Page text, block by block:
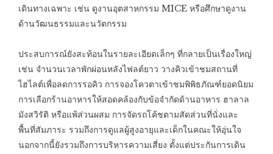
เดินทางเฉพาะ เช่น ดูงานอุตสาหกรรม MICE หรือศึกษาดูงาน
ด้านวัฒนธรรมและนวัตกรรม
ประสบการณ์ยังสะท้อนในรายละเอียดเล็กๆ ที่กลายเป็นเรื่องใหญ่
เช่น จำนวนเวลาพักผ่อนหลังไฟลต์ยาว วางคิวเข้าชมสถานที่
ไฮไลต์เพื่อลดการรอคิว การจองโควตาเข้าชมพิพิธภัณฑ์ยอดนิยม
การเลือกร้านอาหารให้สอดคล้องกับข้อจำกัดด้านอาหาร ฮาลาล
มังสวิรัติ หรือแพ้ส่วนผสม การจัดรถโค้ชตามสัดส่วนที่นั่งและ
พื้นที่สัมภาระ รวมถึงการดูแลผู้สูงอายุและเด็กในคณะให้อุ่นใจ
นอกจากนี้ยังรวมถึงการบริหารความเสี่ยง ตั้งแต่ประกันการเดิน